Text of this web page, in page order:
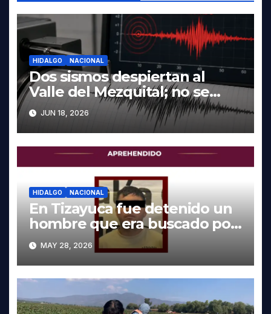
HIDALGO NACIONAL
Dos sismos despiertan al
Valle del Mezquital; no se
reportan daños en Hidalgo
JUN 18, 2026
HIDALGO NACIONAL
En Tizayuca fue detenido un
hombre que era buscado por
autoridades de Oaxaca
MAY 28, 2026